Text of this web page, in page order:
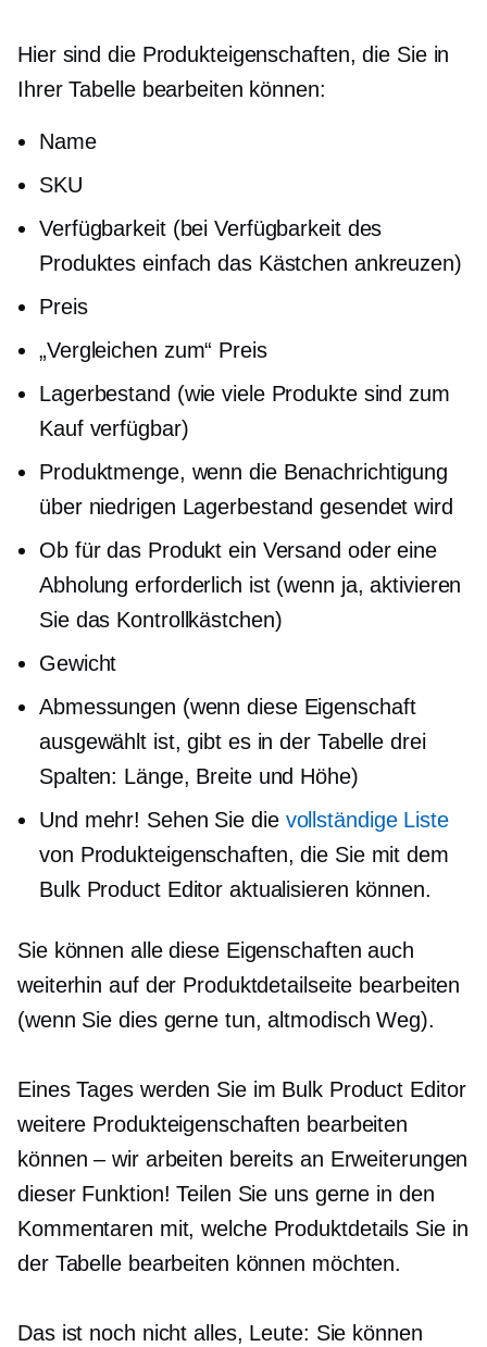
Hier sind die Produkteigenschaften, die Sie in
Ihrer Tabelle bearbeiten können:
Name
SKU
Verfügbarkeit (bei Verfügbarkeit des
Produktes einfach das Kästchen ankreuzen)
Preis
„Vergleichen zum“ Preis
Lagerbestand (wie viele Produkte sind zum
Kauf verfügbar)
Produktmenge, wenn die Benachrichtigung
über niedrigen Lagerbestand gesendet wird
Ob für das Produkt ein Versand oder eine
Abholung erforderlich ist (wenn ja, aktivieren
Sie das Kontrollkästchen)
Gewicht
Abmessungen (wenn diese Eigenschaft
ausgewählt ist, gibt es in der Tabelle drei
Spalten: Länge, Breite und Höhe)
Und mehr! Sehen Sie die vollständige Liste
von Produkteigenschaften, die Sie mit dem
Bulk Product Editor aktualisieren können.
Sie können alle diese Eigenschaften auch
weiterhin auf der Produktdetailseite bearbeiten
(wenn Sie dies gerne tun,altmodisch Weg).
Eines Tages werden Sie im Bulk Product Editor
weitere Produkteigenschaften bearbeiten
können – wir arbeiten bereits an Erweiterungen
dieser Funktion! Teilen Sie uns gerne in den
Kommentaren mit, welche Produktdetails Sie in
der Tabelle bearbeiten können möchten.
Das ist noch nicht alles, Leute: Sie können